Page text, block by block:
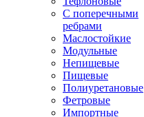
С поперечными
ребрами
Маслостойкие
Модульные
Непищевые
Пищевые
Полиуретановые
Фетровые
Импортные